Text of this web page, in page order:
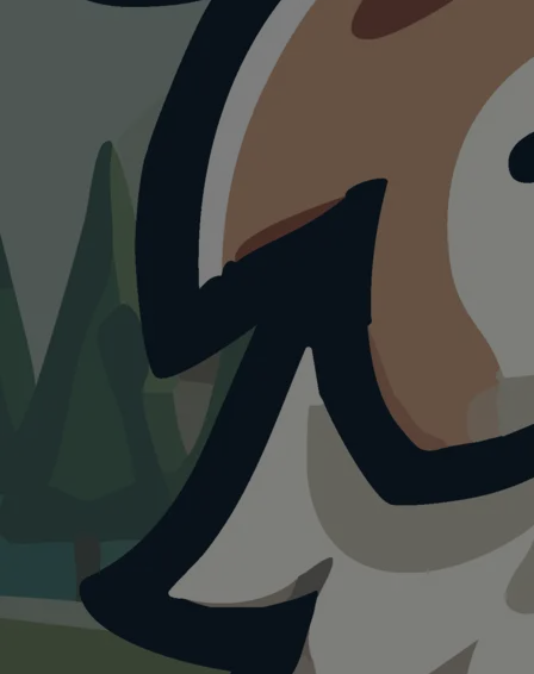
Seealpsee Rondom
Heute ist für Seealpsee Rondom.
Wetterdaten: